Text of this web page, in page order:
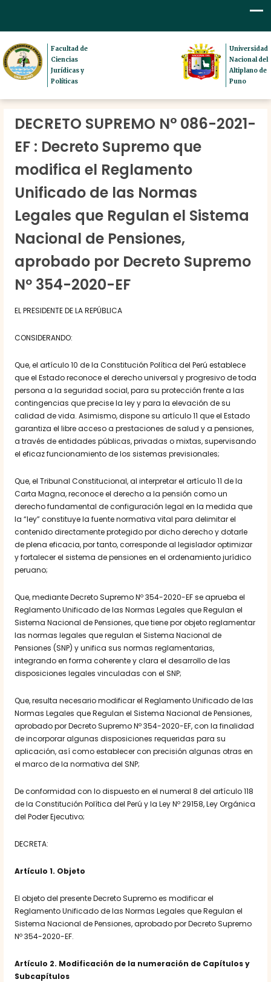
Facultad de
Ciencias
Jurídicas y
Políticas
Universidad
Nacional del
Altiplano de
Puno
DECRETO SUPREMO N° 086-2021-
EF : Decreto Supremo que
modifica el Reglamento
Unificado de las Normas
Legales que Regulan el Sistema
Nacional de Pensiones,
aprobado por Decreto Supremo
Nº 354-2020-EF
EL PRESIDENTE DE LA REPÚBLICA
CONSIDERANDO:
Que, el artículo 10 de la Constitución Política del Perú establece
que el Estado reconoce el derecho universal y progresivo de toda
persona a la seguridad social, para su protección frente a las
contingencias que precise la ley y para la elevación de su
calidad de vida. Asimismo, dispone su artículo 11 que el Estado
garantiza el libre acceso a prestaciones de salud y a pensiones,
a través de entidades públicas, privadas o mixtas, supervisando
el eficaz funcionamiento de los sistemas previsionales;
Que, el Tribunal Constitucional, al interpretar el artículo 11 de la
Carta Magna, reconoce el derecho a la pensión como un
derecho fundamental de configuración legal en la medida que
la “ley” constituye la fuente normativa vital para delimitar el
contenido directamente protegido por dicho derecho y dotarle
de plena eficacia, por tanto, corresponde al legislador optimizar
y fortalecer el sistema de pensiones en el ordenamiento jurídico
peruano;
Que, mediante Decreto Supremo Nº 354-2020-EF se aprueba el
Reglamento Unificado de las Normas Legales que Regulan el
Sistema Nacional de Pensiones, que tiene por objeto reglamentar
las normas legales que regulan el Sistema Nacional de
Pensiones (SNP) y unifica sus normas reglamentarias,
integrando en forma coherente y clara el desarrollo de las
disposiciones legales vinculadas con el SNP;
Que, resulta necesario modificar el Reglamento Unificado de las
Normas Legales que Regulan el Sistema Nacional de Pensiones,
aprobado por Decreto Supremo Nº 354-2020-EF, con la finalidad
de incorporar algunas disposiciones requeridas para su
aplicación, así como establecer con precisión algunas otras en
el marco de la normativa del SNP;
De conformidad con lo dispuesto en el numeral 8 del artículo 118
de la Constitución Política del Perú y la Ley Nº 29158, Ley Orgánica
del Poder Ejecutivo;
DECRETA:
Artículo 1. Objeto
El objeto del presente Decreto Supremo es modificar el
Reglamento Unificado de las Normas Legales que Regulan el
Sistema Nacional de Pensiones, aprobado por Decreto Supremo
Nº 354-2020-EF.
Artículo 2. Modificación de la numeración de Capítulos y
Subcapítulos